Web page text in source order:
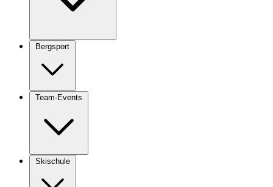
Bergsport
Team-Events
Skischule